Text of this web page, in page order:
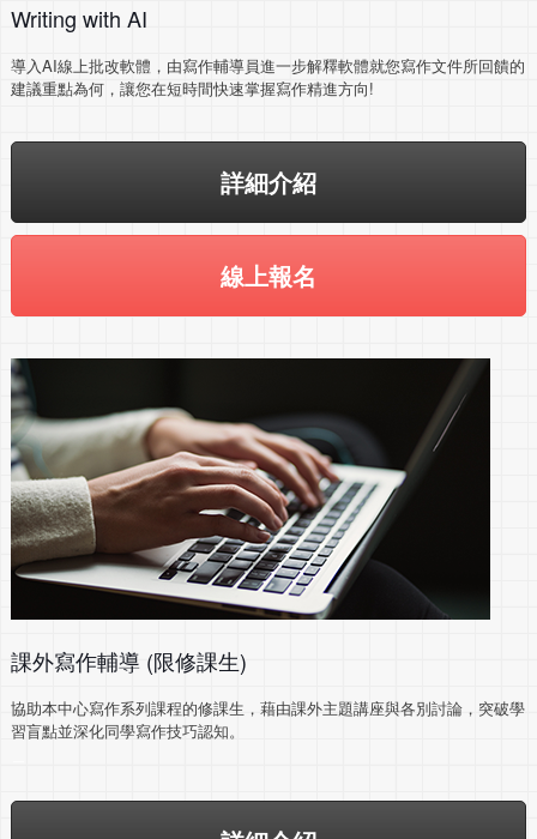
Writing with AI
導入AI線上批改軟體，由寫作輔導員進一步解釋軟體就您寫作文件所回饋的
建議重點為何，讓您在短時間快速掌握寫作精進方向!
詳細介紹
線上報名
課外寫作輔導 (限修課生)
協助本中心寫作系列課程的修課生，藉由課外主題講座與各別討論，突破學
習盲點並深化同學寫作技巧認知。